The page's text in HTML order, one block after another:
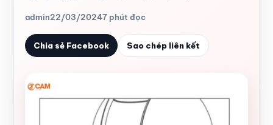
admin22/03/20247 phút đọc
Chia sẻ Facebook Sao chép liên kết